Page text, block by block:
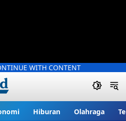
WITH CONTENT
Hiburan Olahraga